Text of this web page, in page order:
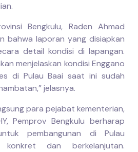
Bengkulu, Raden Ahmad
bahwa laporan yang disiapkan
detail kondisi di lapangan.
menjelaskan kondisi Enggano
di Pulau Baai saat ini sudah
jelasnya.
para pejabat kementerian,
Pemprov Bengkulu berharap
pembangunan di Pulau
konkret dan berkelanjutan.